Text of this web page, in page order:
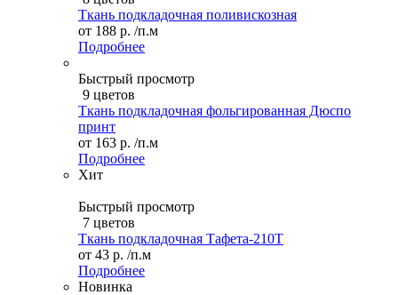
Ткань подкладочная поливискозная
от 188 р. /п.м
Подробнее
Быстрый просмотр
9 цветов
Ткань подкладочная фольгированная Дюспо
принт
от 163 р. /п.м
Подробнее
Хит
Быстрый просмотр
7 цветов
Ткань подкладочная Тафета-210T
от 43 р. /п.м
Подробнее
Новинка